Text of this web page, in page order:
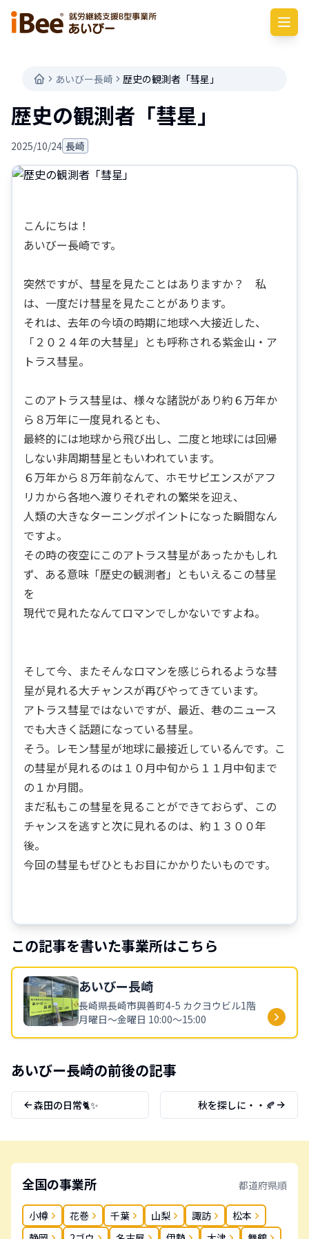
あいびー長崎 歴史の観測者「彗星」
歴史の観測者「彗星」
2025/10/24 長崎
こんにちは！
あいびー長崎です。
突然ですが、彗星を見たことはありますか？ 私
は、一度だけ彗星を見たことがあります。
それは、去年の今頃の時期に地球へ大接近した、
「２０２４年の大彗星」とも呼称される紫金山・ア
トラス彗星。
このアトラス彗星は、様々な諸説があり約６万年か
ら８万年に一度見れるとも、
最終的には地球から飛び出し、二度と地球には回帰
しない非周期彗星ともいわれています。
６万年から８万年前なんて、ホモサピエンスがアフ
リカから各地へ渡りそれぞれの繁栄を迎え、
人類の大きなターニングポイントになった瞬間なん
ですよ。
その時の夜空にこのアトラス彗星があったかもしれ
ず、ある意味「歴史の観測者」ともいえるこの彗星
を
現代で見れたなんてロマンでしかないですよね。
そして今、またそんなロマンを感じられるような彗
星が見れる大チャンスが再びやってきています。
アトラス彗星ではないですが、最近、巷のニュース
でも大きく話題になっている彗星。
そう。レモン彗星が地球に最接近しているんです。こ
の彗星が見れるのは１０月中旬から１１月中旬まで
の１か月間。
まだ私もこの彗星を見ることができておらず、この
チャンスを逃すと次に見れるのは、約１３００年
後。
今回の彗星もぜひともお目にかかりたいものです。
この記事を書いた事業所はこちら
あいびー長崎
長崎県長崎市興善町4-5 カクヨウビル1階
月曜日～金曜日 10:00～15:00
あいびー長崎の前後の記事
森田の日常🐈✨ 秋を探しに・・🍂
全国の事業所 都道府県順
小樽 花巻 千葉 山梨 諏訪
松本